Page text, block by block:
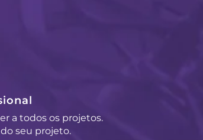
a todos os projetos.
seu projeto.